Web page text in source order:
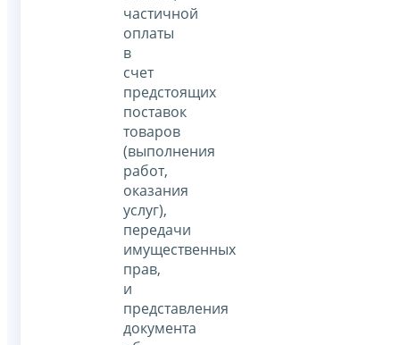
частичной
оплаты
в
счет
предстоящих
поставок
товаров
(выполнения
работ,
оказания
услуг),
передачи
имущественных
прав,
и
представления
документа